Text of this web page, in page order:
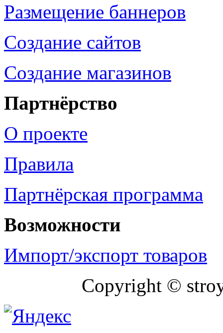
Размещение баннеров
Создание сайтов
Создание магазинов
Партнёрство
О проекте
Правила
Партнёрская программа
Возможности
Импорт/экспорт товаров
Copyright ©